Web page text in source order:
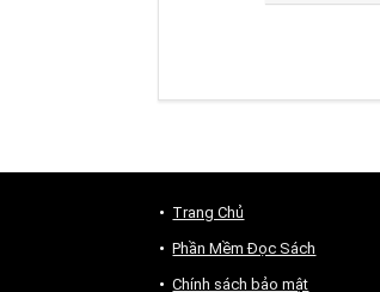
Trang Chủ
Phần Mềm Đọc Sách
Chính sách bảo mật